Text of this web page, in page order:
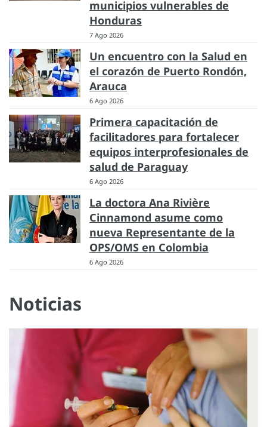
municipios vulnerables de
Honduras
7 Ago 2026
Un encuentro con la Salud en
el corazón de Puerto Rondón,
Arauca
6 Ago 2026
Primera capacitación de
facilitadores para fortalecer
equipos interprofesionales de
salud de Paraguay
6 Ago 2026
La doctora Ana Rivière
Cinnamond asume como
nueva Representante de la
OPS/OMS en Colombia
6 Ago 2026
Noticias